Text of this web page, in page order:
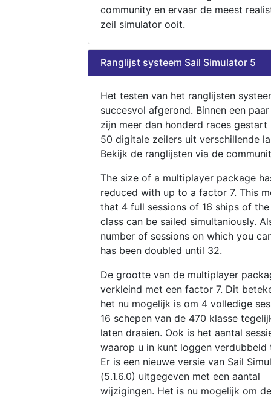
community en ervaar de meest
zeil simulator ooit.
Ranglijst systeem Sail Simulator 5
Het testen van het ranglijsten
succesvol afgerond. Binnen een
zijn meer dan honderd races gestart
50 digitale zeilers uit verschillende
Bekijk de ranglijsten via de
The size of a multiplayer package
reduced with up to a factor 7. This
that 4 full sessions of 16 ships of
class can be sailed simultaniously.
number of sessions on which you
has been doubled until 32.
De grootte van de multiplayer
verkleind met een factor 7. Dit
het nu mogelijk is om 4 volledige
16 schepen van de 470 klasse
laten draaien. Ook is het aantal
waarop u in kunt loggen verdubbeld
Er is een nieuwe versie van Sail
(5.1.6.0) uitgegeven met een aantal
wijzigingen. Het is nu mogelijk om de